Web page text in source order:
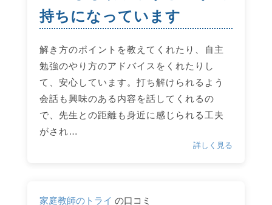
持ちになっています
解き方のポイントを教えてくれたり、自主
勉強のやり方のアドバイスをくれたりし
て、安心しています。打ち解けられるよう
会話も興味のある内容を話してくれるの
で、先生との距離も身近に感じられる工夫
がされ…
詳しく見る
家庭教師のトライ の口コミ